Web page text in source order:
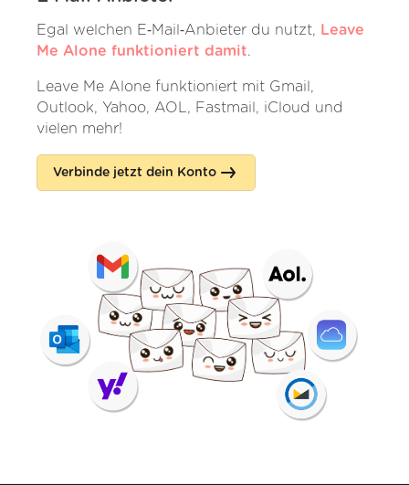
Egal welchen E‑Mail‑Anbieter du nutzt, Leave
Me Alone funktioniert damit.
Leave Me Alone funktioniert mit Gmail,
Outlook, Yahoo, AOL, Fastmail, iCloud und
vielen mehr!
Verbinde jetzt dein Konto